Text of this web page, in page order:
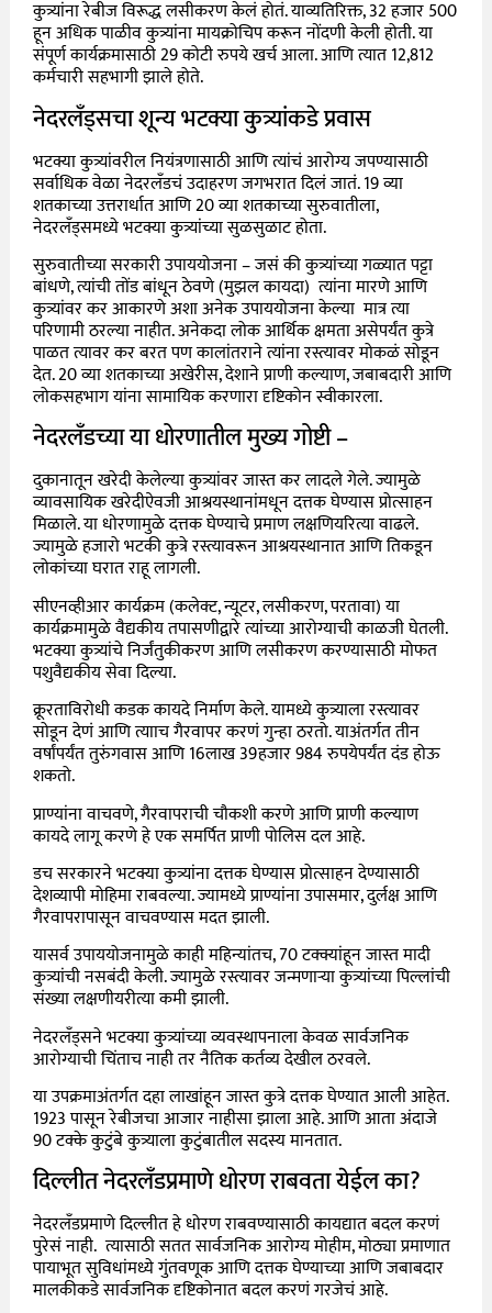
कुत्र्यांना रेबीज विरूद्ध लसीकरण केलं होतं. याव्यतिरिक्त, 32 हजार 500
हून अधिक पाळीव कुत्र्यांना मायक्रोचिप करून नोंदणी केली होती. या
संपूर्ण कार्यक्रमासाठी 29 कोटी रुपये खर्च आला. आणि त्यात 12,812
कर्मचारी सहभागी झाले होते.
नेदरलँड्सचा शून्य भटक्या कुत्र्यांकडे प्रवास
भटक्या कुत्र्यांवरील नियंत्रणासाठी आणि त्यांचं आरोग्य जपण्यासाठी
सर्वाधिक वेळा नेदरलँडचं उदाहरण जगभरात दिलं जातं. 19 व्या
शतकाच्या उत्तरार्धात आणि 20 व्या शतकाच्या सुरुवातीला,
नेदरलँड्समध्ये भटक्या कुत्र्यांच्या सुळसुळाट होता.
सुरुवातीच्या सरकारी उपाययोजना – जसं की कुत्र्यांच्या गळ्यात पट्टा
बांधणे, त्यांची तोंड बांधून ठेवणे (मुझल कायदा) त्यांना मारणे आणि
कुत्र्यांवर कर आकारणे अशा अनेक उपाययोजना केल्या मात्र त्या
परिणामी ठरल्या नाहीत. अनेकदा लोक आर्थिक क्षमता असेपर्यंत कुत्रे
पाळत त्यावर कर बरत पण कालांतराने त्यांना रस्त्यावर मोकळं सोडून
देत. 20 व्या शतकाच्या अखेरीस, देशाने प्राणी कल्याण, जबाबदारी आणि
लोकसहभाग यांना सामायिक करणारा दृष्टिकोन स्वीकारला.
नेदरलँडच्या या धोरणातील मुख्य गोष्टी –
दुकानातून खरेदी केलेल्या कुत्र्यांवर जास्त कर लादले गेले. ज्यामुळे
व्यावसायिक खरेदीऐवजी आश्रयस्थानांमधून दत्तक घेण्यास प्रोत्साहन
मिळाले. या धोरणामुळे दत्तक घेण्याचे प्रमाण लक्षणियरित्या वाढले.
ज्यामुळे हजारो भटकी कुत्रे रस्त्यावरून आश्रयस्थानात आणि तिकडून
लोकांच्या घरात राहू लागली.
सीएनव्हीआर कार्यक्रम (कलेक्ट, न्यूटर, लसीकरण, परतावा) या
कार्यक्रमामुळे वैद्यकीय तपासणीद्वारे त्यांच्या आरोग्याची काळजी घेतली.
भटक्या कुत्र्यांचे निर्जंतुकीकरण आणि लसीकरण करण्यासाठी मोफत
पशुवैद्यकीय सेवा दिल्या.
क्रूरताविरोधी कडक कायदे निर्माण केले. यामध्ये कुत्र्याला रस्त्यावर
सोडून देणं आणि त्यााच गैरवापर करणं गुन्हा ठरतो. याअंतर्गत तीन
वर्षांपर्यंत तुरुंगवास आणि 16लाख 39हजार 984 रुपयेपर्यंत दंड होऊ
शकतो.
प्राण्यांना वाचवणे, गैरवापराची चौकशी करणे आणि प्राणी कल्याण
कायदे लागू करणे हे एक समर्पित प्राणी पोलिस दल आहे.
डच सरकारने भटक्या कुत्र्यांना दत्तक घेण्यास प्रोत्साहन देण्यासाठी
देशव्यापी मोहिमा राबवल्या. ज्यामध्ये प्राण्यांना उपासमार, दुर्लक्ष आणि
गैरवापरापासून वाचवण्यास मदत झाली.
यासर्व उपाययोजनामुळे काही महिन्यांतच, 70 टक्क्यांहून जास्त मादी
कुत्र्यांची नसबंदी केली. ज्यामुळे रस्त्यावर जन्मणाऱ्या कुत्र्यांच्या पिल्लांची
संख्या लक्षणीयरीत्या कमी झाली.
नेदरलँड्सने भटक्या कुत्र्यांच्या व्यवस्थापनाला केवळ सार्वजनिक
आरोग्याची चिंताच नाही तर नैतिक कर्तव्य देखील ठरवले.
या उपक्रमाअंतर्गत दहा लाखांहून जास्त कुत्रे दत्तक घेण्यात आली आहेत.
1923 पासून रेबीजचा आजार नाहीसा झाला आहे. आणि आता अंदाजे
90 टक्के कुटुंबे कुत्र्याला कुटुंबातील सदस्य मानतात.
दिल्लीत नेदरलँडप्रमाणे धोरण राबवता येईल का?
नेदरलँडप्रमाणे दिल्लीत हे धोरण राबवण्यासाठी कायद्यात बदल करणं
पुरेसं नाही. त्यासाठी सतत सार्वजनिक आरोग्य मोहीम, मोठ्या प्रमाणात
पायाभूत सुविधांमध्ये गुंतवणूक आणि दत्तक घेण्याच्या आणि जबाबदार
मालकीकडे सार्वजनिक दृष्टिकोनात बदल करणं गरजेचं आहे.